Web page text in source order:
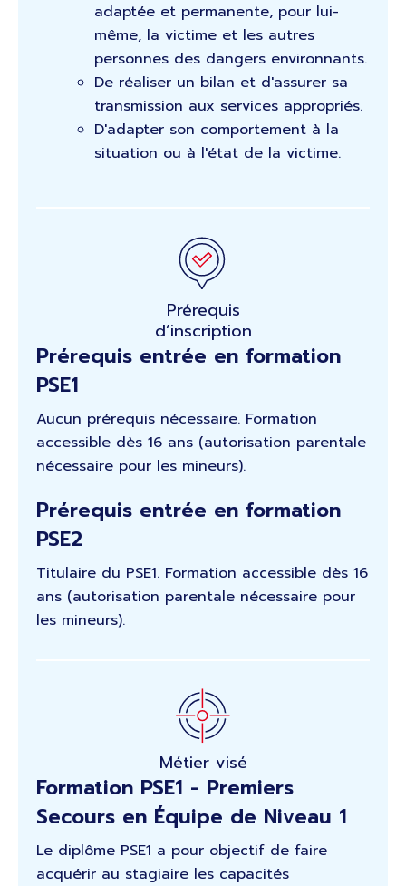
adaptée et permanente, pour lui-
même, la victime et les autres
personnes des dangers environnants.
De réaliser un bilan et d'assurer sa
transmission aux services appropriés.
D'adapter son comportement à la
situation ou à l'état de la victime.
Prérequis
d’inscription
Prérequis entrée en formation
PSE1
Aucun prérequis nécessaire. Formation
accessible dès 16 ans (autorisation parentale
nécessaire pour les mineurs).
Prérequis entrée en formation
PSE2
Titulaire du PSE1. Formation accessible dès 16
ans (autorisation parentale nécessaire pour
les mineurs).
Métier visé
Formation PSE1 - Premiers
Secours en Équipe de Niveau 1
Le diplôme PSE1 a pour objectif de faire
acquérir au stagiaire les capacités